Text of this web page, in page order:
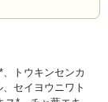
トウキンセンカ
セイヨウニワト